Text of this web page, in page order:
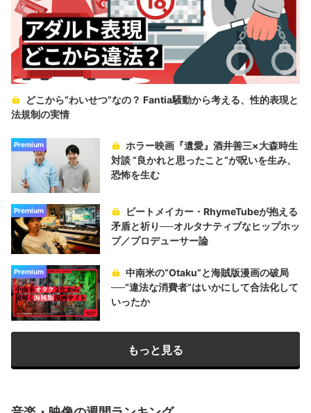
どこから“わいせつ”なの？ Fantia騒動から考える、性的表現と
法規制の実情
Premium
ホラー映画『遺愛』酒井善三×大森時生
対談 “良かれと思ったこと“が呪いを生み、
恐怖を生む
Premium
ビートメイカー・RhymeTubeが抱える
矛盾と祈り──オルタナティブなヒップホッ
プ／プロデューサー論
Premium
中南米の“Otaku”と海賊版漫画の破局
──“違法な消費者”はいかにして合法化して
いったか
もっと見る